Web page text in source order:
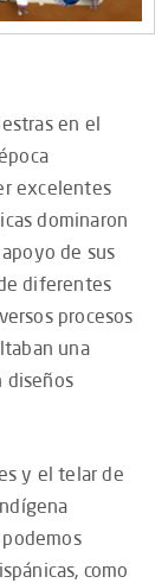
en el
excelentes
dominaron
de sus
diferentes
procesos
una
diseños
y el telar de
como